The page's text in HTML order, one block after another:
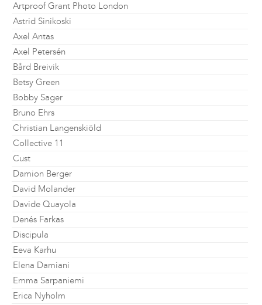
Artproof Grant Photo London
Astrid Sinikoski
Axel Antas
Axel Petersén
Bård Breivik
Betsy Green
Bobby Sager
Bruno Ehrs
Christian Langenskiöld
Collective 11
Cust
Damion Berger
David Molander
Davide Quayola
Denés Farkas
Discipula
Eeva Karhu
Elena Damiani
Emma Sarpaniemi
Erica Nyholm